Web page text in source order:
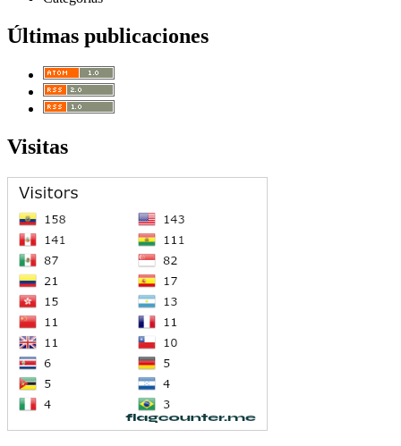
Últimas publicaciones
Visitas